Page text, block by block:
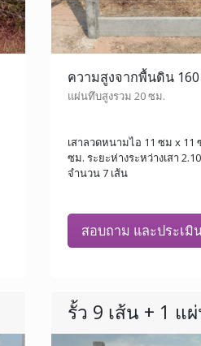
ความสูงจากพื้นดิน
แผ่นทึบสูงรวม 20 ซม.
เสาลวดหนามไอ 11 ซม x 11
ซม. ระยะห่างระหว่างเสา
จำนวน 7 เส้น
สอบถาม และประเมิ
รั้ว 9 เส้น + 1 แ